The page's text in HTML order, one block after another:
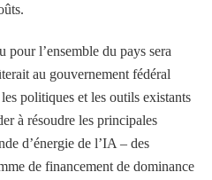
pour l’ensemble du pays sera
au gouvernement fédéral
politiques et les outils existants
à résoudre les principales
d’énergie de l’IA – des
de financement de dominance